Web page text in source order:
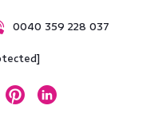
0040 359 228 037